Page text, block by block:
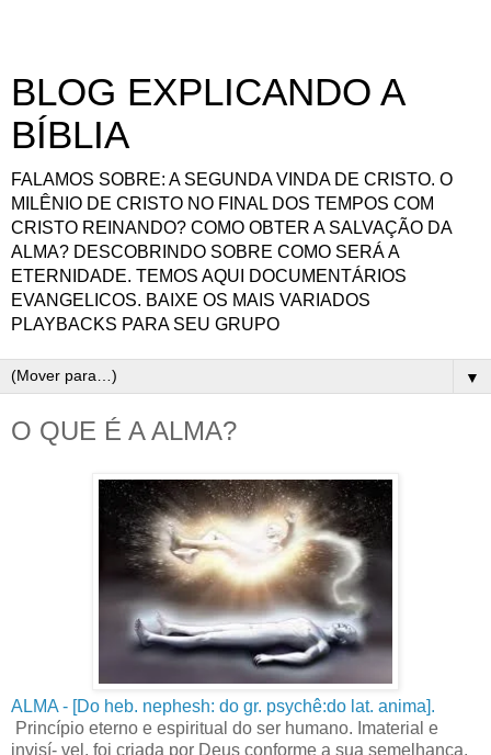
BLOG EXPLICANDO A
BÍBLIA
FALAMOS SOBRE: A SEGUNDA VINDA DE CRISTO. O
MILÊNIO DE CRISTO NO FINAL DOS TEMPOS COM
CRISTO REINANDO? COMO OBTER A SALVAÇÃO DA
ALMA? DESCOBRINDO SOBRE COMO SERÁ A
ETERNIDADE. TEMOS AQUI DOCUMENTÁRIOS
EVANGELICOS. BAIXE OS MAIS VARIADOS
PLAYBACKS PARA SEU GRUPO
▼
O QUE É A ALMA?
ALMA - [Do heb. nephesh: do gr. psychê:do lat. anima].
Princípio eterno e espiritual do ser humano. Imaterial e
invisí- vel, foi criada por Deus conforme a sua semelhança.